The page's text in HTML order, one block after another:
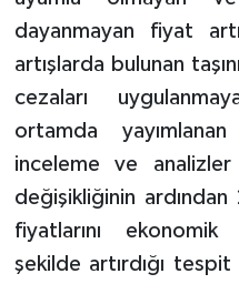
dayanmayan fiyat
artışlarda bulunan
cezaları
ortamda
inceleme ve
değişikliğinin ardından
fiyatlarını
şekilde artırdığı